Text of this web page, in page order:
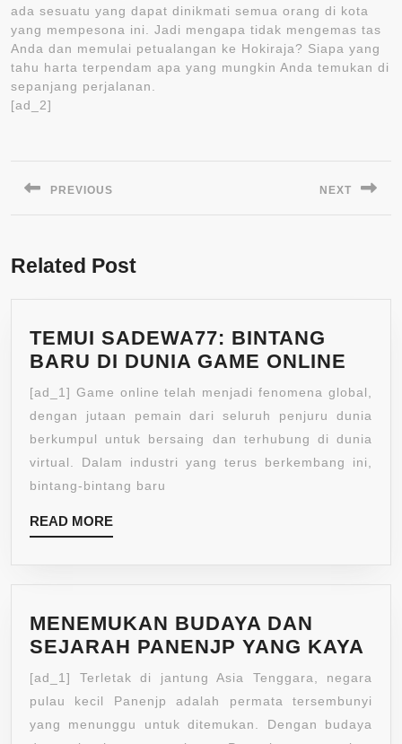
ada sesuatu yang dapat dinikmati semua orang di kota
yang mempesona ini. Jadi mengapa tidak mengemas tas
Anda dan memulai petualangan ke Hokiraja? Siapa yang
tahu harta terpendam apa yang mungkin Anda temukan di
sepanjang perjalanan.
[ad_2]
PREVIOUS NEXT
Related Post
TEMUI SADEWA77: BINTANG
BARU DI DUNIA GAME ONLINE
DI
[ad_1] Game online telah menjadi fenomena global,
dengan jutaan pemain dari seluruh penjuru dunia
berkumpul untuk bersaing dan terhubung di dunia
virtual. Dalam industri yang terus berkembang ini,
bintang-bintang baru
READ MOREREAD
MORE
MENEMUKAN BUDAYA DAN
SEJARAH PANENJP YANG KAYA
[ad_1] Terletak di jantung Asia Tenggara, negara
pulau kecil Panenjp adalah permata tersembunyi
yang menunggu untuk ditemukan. Dengan budaya